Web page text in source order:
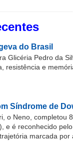
do Brasil
Glicéria Pedro da
resistência e
Síndrome de
o Neno, completou
e é reconhecido
marcada por